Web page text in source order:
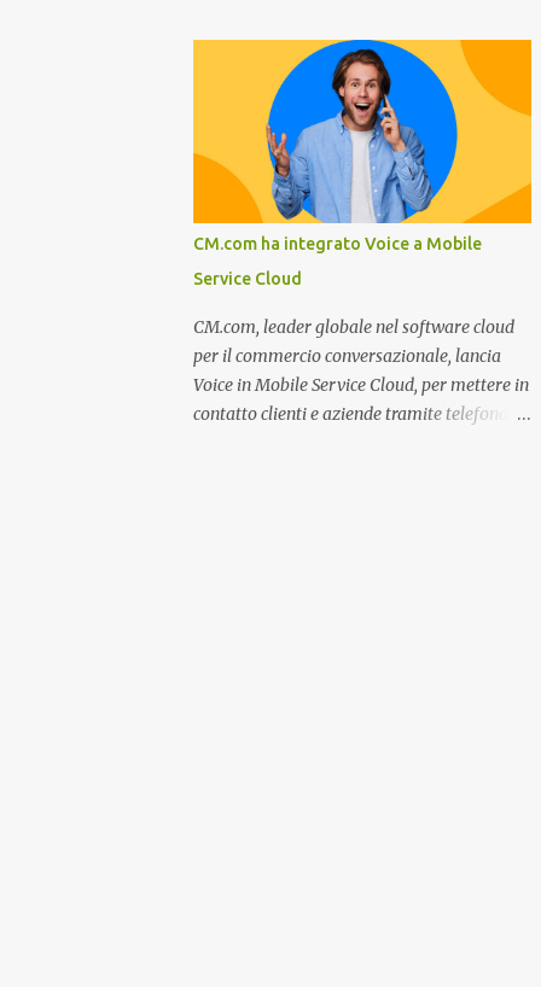
su come rispondere alle aspettative del c...
Novembre e per tutto il mese di Dicembre il
portale e motore di ricerca aziendale
caminisulweb.it , specializzato nel campo
degli impianti di riscaldamento, stufe e
camini, e fumisteria in generale offre la
registrazione gratuita a vantaggio di tutte le
aziende operanti nel settore. E’ possibile
infatti all’interno del sito inserire
gratuitamente i propri dati aziendali,
indirizzi, recapiti, recensione (che verrà
corretta, migliorata e modificata
all’occorrenza da redattori specializzati),
immagini dei prodotti e fino a un massimo
CM.com ha integrato Voice a Mobile
Service Cloud
CM.com, leader globale nel software cloud
per il commercio conversazionale, lancia
Voice in Mobile Service Cloud, per mettere in
contatto clienti e aziende tramite telefono e